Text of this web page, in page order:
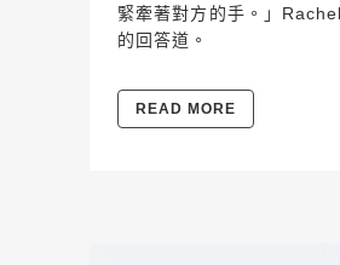
緊牽著對方的手。」
的回答道。
READ MORE